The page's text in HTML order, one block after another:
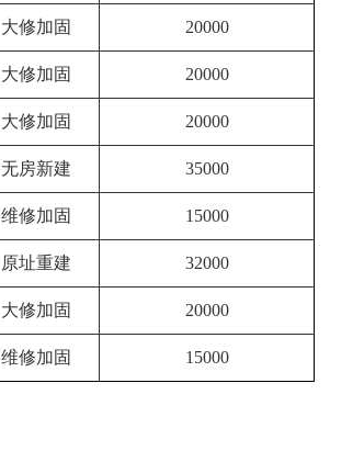
大修加固 20000
大修加固 20000
大修加固 20000
无房新建 35000
维修加固 15000
原址重建 32000
大修加固 20000
维修加固 15000